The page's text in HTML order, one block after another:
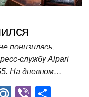
понизилась,
службу Alpari
На дневном…